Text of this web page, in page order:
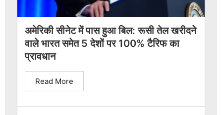
अमेरिकी सीनेट में पास हुआ बिल: रूसी तेल खरीदने
वाले भारत समेत 5 देशों पर 100% टैरिफ का
प्रावधान
Read More